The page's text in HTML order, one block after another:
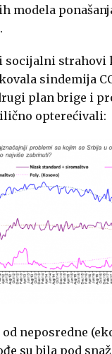
modela
socijalni strahovi
sindemija
plan brige i
opterećivali:
od neposredne
su bila pod